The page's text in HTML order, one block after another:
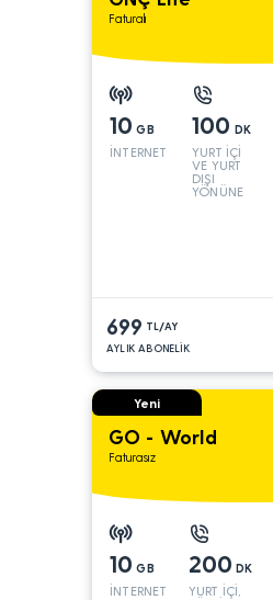
Faturalı
10 GB
İNTERNET
100 DK
YURT İÇİ
VE YURT
DIŞI
YÖNÜNE
699 TL/AY
AYLIK ABONELİK
Yeni
GO - World
Faturasız
10 GB
İNTERNET
200 DK
YURT İÇİ,